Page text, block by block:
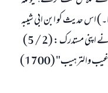
اس حدیث کو ابن ابی شیبہ
نے اپنی مصنف : (34332) میں، امام حاکم نے اپنی مستدرک : (2 / 5)
میں روایت کیا ہے اور البانی نے اسے "صحيح الترغيب والترهيب" (1700)